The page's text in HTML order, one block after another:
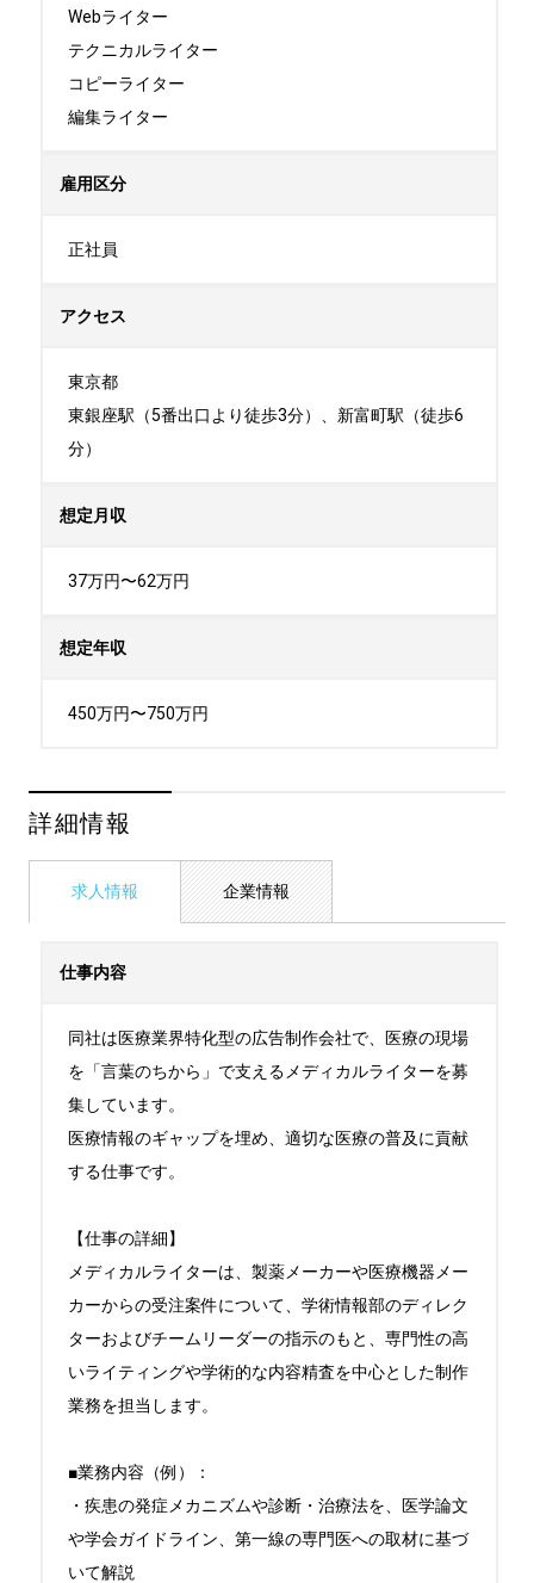
Webライター
テクニカルライター
コピーライター
編集ライター
雇用区分
正社員
アクセス
東京都
東銀座駅（5番出口より徒歩3分）、新富町駅（徒歩6
分）
想定月収
37万円〜62万円
想定年収
450万円〜750万円
詳細情報
求人情報 企業情報
仕事内容
同社は医療業界特化型の広告制作会社で、医療の現場
を「言葉のちから」で支えるメディカルライターを募
集しています。
医療情報のギャップを埋め、適切な医療の普及に貢献
する仕事です。
【仕事の詳細】
メディカルライターは、製薬メーカーや医療機器メー
カーからの受注案件について、学術情報部のディレク
ターおよびチームリーダーの指示のもと、専門性の高
いライティングや学術的な内容精査を中心とした制作
業務を担当します。
■業務内容（例）：
・疾患の発症メカニズムや診断・治療法を、医学論文
や学会ガイドライン、第一線の専門医への取材に基づ
いて解説